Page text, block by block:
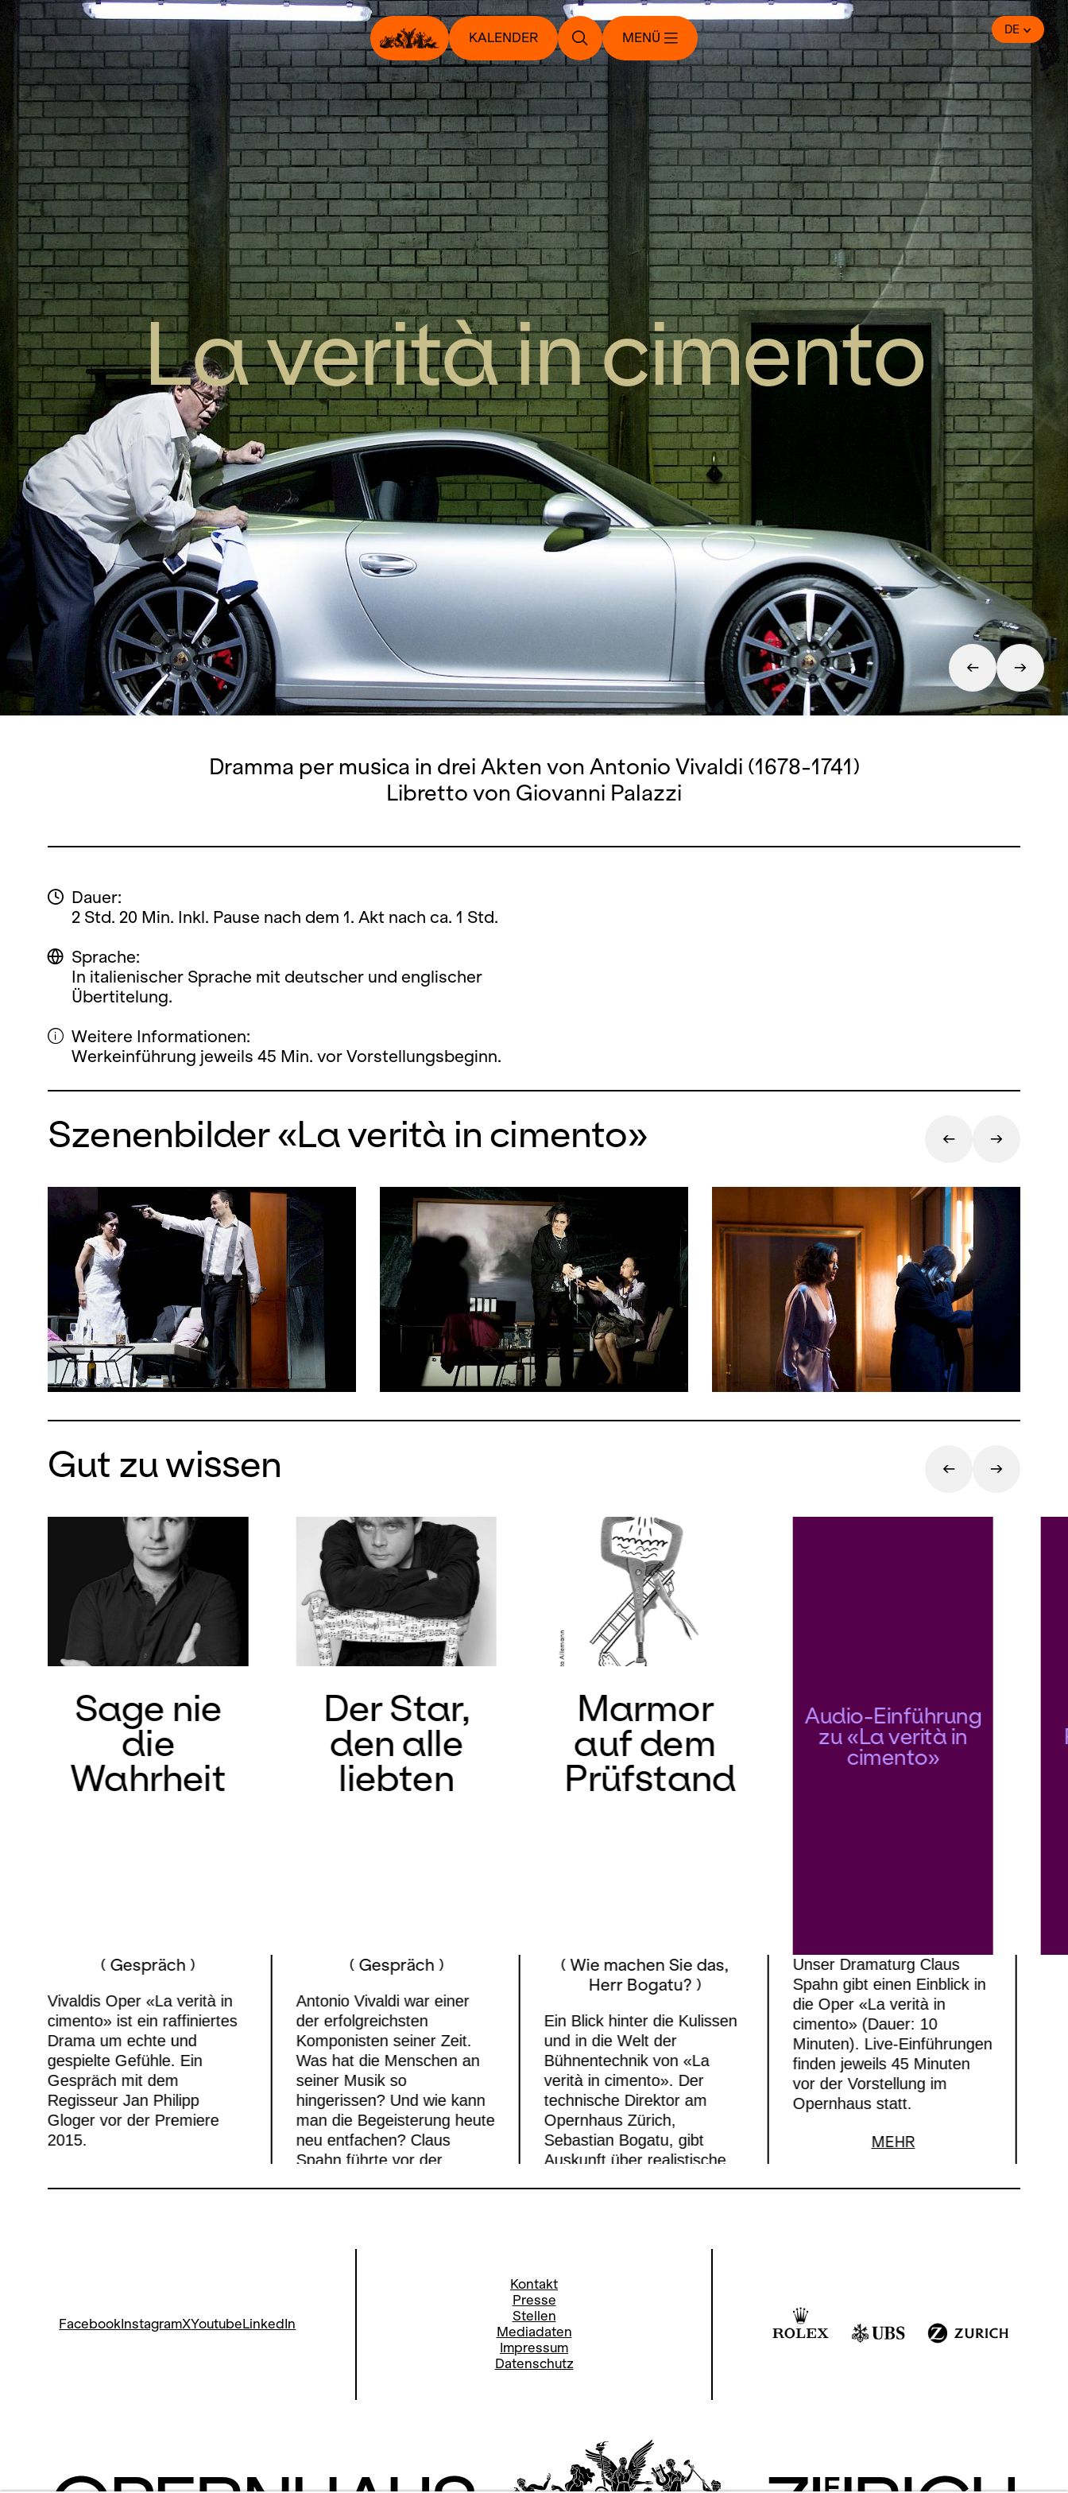
KALENDER MENÜ
DE
La verità in cimento
Dramma per musica in drei Akten von Antonio Vivaldi (1678-1741)
Libretto von Giovanni Palazzi
Dauer:
2 Std. 20 Min. Inkl. Pause nach dem 1. Akt nach ca. 1 Std.
Sprache:
In italienischer Sprache mit deutscher und englischer
Übertitelung.
Weitere Informationen:
Werkeinführung jeweils 45 Min. vor Vorstellungsbeginn.
Szenenbilder «La verità in cimento»
Gut zu wissen
Sage nie
die
Wahrheit
( Gespräch )
Vivaldis Oper «La verità in
cimento» ist ein raffiniertes
Drama um echte und
gespielte Gefühle. Ein
Gespräch mit dem
Regisseur Jan Philipp
Gloger vor der Premiere
2015.
Der Star,
den alle
liebten
( Gespräch )
Antonio Vivaldi war einer
der erfolgreichsten
Komponisten seiner Zeit.
Was hat die Menschen an
seiner Musik so
hingerissen? Und wie kann
man die Begeisterung heute
neu entfachen? Claus
Spahn führte vor der
Marmor
auf dem
Prüfstand
( Wie machen Sie das,
Herr Bogatu? )
Ein Blick hinter die Kulissen
und in die Welt der
Bühnentechnik von «La
verità in cimento». Der
technische Direktor am
Opernhaus Zürich,
Sebastian Bogatu, gibt
Auskunft über realistische
Audio-Einführung
zu «La verità in
cimento»
Unser Dramaturg Claus
Spahn gibt einen Einblick in
die Oper «La verità in
cimento» (Dauer: 10
Minuten). Live-Einführungen
finden jeweils 45 Minuten
vor der Vorstellung im
Opernhaus statt.
MEHR
Facebook InstagramXYoutube LinkedIn
Kontakt
Presse
Stellen
Mediadaten
Impressum
Datenschutz